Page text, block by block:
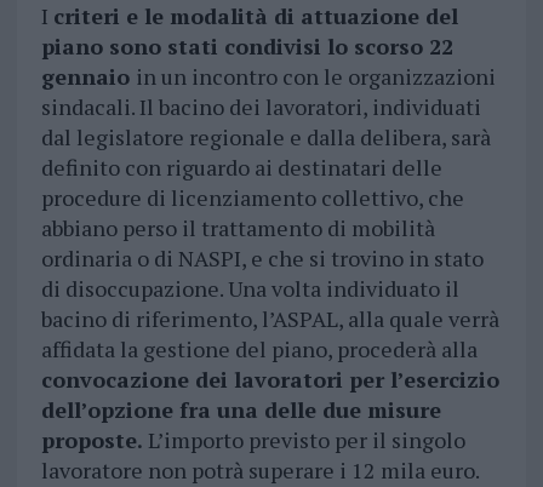
I criteri e le modalità di attuazione del
piano sono stati condivisi lo scorso 22
gennaio in un incontro con le organizzazioni
sindacali. Il bacino dei lavoratori, individuati
dal legislatore regionale e dalla delibera, sarà
definito con riguardo ai destinatari delle
procedure di licenziamento collettivo, che
abbiano perso il trattamento di mobilità
ordinaria o di NASPI, e che si trovino in stato
di disoccupazione. Una volta individuato il
bacino di riferimento, l’ASPAL, alla quale verrà
affidata la gestione del piano, procederà alla
convocazione dei lavoratori per l’esercizio
dell’opzione fra una delle due misure
proposte. L’importo previsto per il singolo
lavoratore non potrà superare i 12 mila euro.